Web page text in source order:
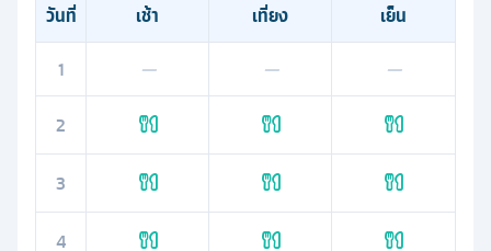
วันที่ เช้า เที่ยง
เย็น
1
— —
—
2
3
4